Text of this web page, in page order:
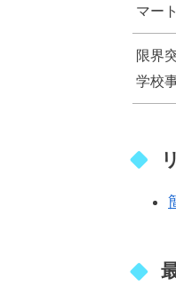
マー
限界
学校